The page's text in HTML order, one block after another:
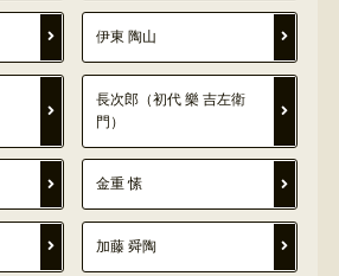
伊東 陶山
長次郎（初代 樂 吉左衛
門）
金重 愫
加藤 舜陶